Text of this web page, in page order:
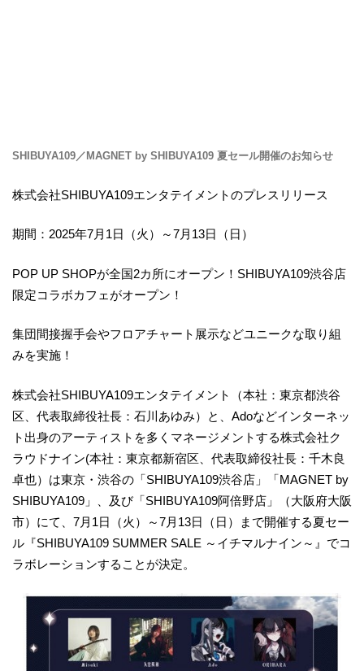
SHIBUYA109／MAGNET by SHIBUYA109 夏セール開催のお知らせ
株式会社SHIBUYA109エンタテイメントのプレスリリース
期間：2025年7月1日（火）～7月13日（日）
POP UP SHOPが全国2カ所にオープン！SHIBUYA109渋谷店
限定コラボカフェがオープン！
集団間接握手会やフロアチャート展示などユニークな取り組
みを実施！
株式会社SHIBUYA109エンタテイメント（本社：東京都渋谷
区、代表取締役社長：石川あゆみ）と、Adoなどインターネッ
ト出身のアーティストを多くマネージメントする株式会社ク
ラウドナイン(本社：東京都新宿区、代表取締役社長：千木良
卓也）は東京・渋谷の「SHIBUYA109渋谷店」「MAGNET by
SHIBUYA109」、及び「SHIBUYA109阿倍野店」（大阪府大阪
市）にて、7月1日（火）～7月13日（日）まで開催する夏セー
ル『SHIBUYA109 SUMMER SALE ～イチマルナイン～』でコ
ラボレーションすることが決定。